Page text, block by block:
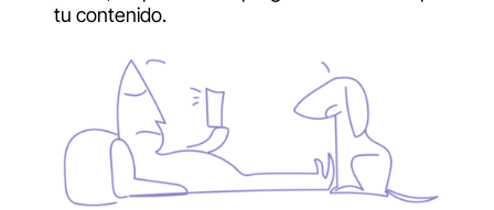
tu contenido.